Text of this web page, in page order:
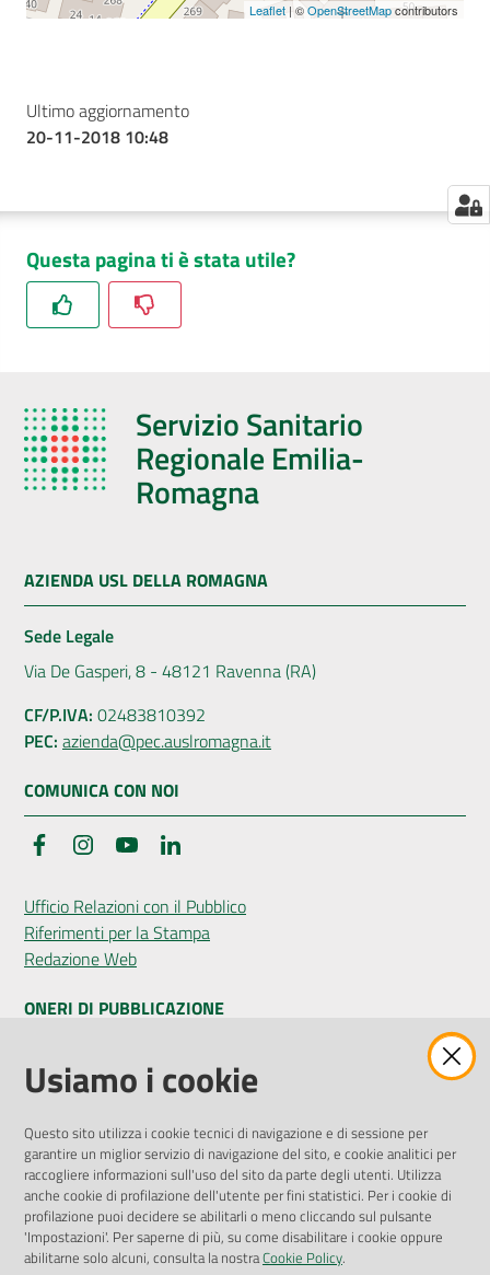
Leaflet | ©OpenStreetMapcontributors
Ultimo aggiornamento
20-11-2018 10:48
Questa pagina ti è stata utile?
Servizio Sanitario
Regionale Emilia-
Romagna
AZIENDA USL DELLA ROMAGNA
Sede Legale
Via De Gasperi, 8 - 48121 Ravenna (RA)
CF/P.IVA: 02483810392
PEC: azienda@pec.auslromagna.it
COMUNICA CON NOI
FacebookInstagramYouTube
Ufficio Relazioni con il Pubblico
Riferimenti per la Stampa
Redazione Web
ONERI DI PUBBLICAZIONE
Amministrazione Trasparente
Pubblicità legale
Privacy Policy
Attuazione Misure PNRR
Liste di Attesa
ENTI, IMPRESE E PARTNER
Usiamo i cookie
Questo sito utilizza i cookie tecnici di navigazione e di sessione per
garantire un miglior servizio di navigazione del sito, e cookie analitici per
raccogliere informazioni sull'uso del sito da parte degli utenti. Utilizza
anche cookie di profilazione dell'utente per fini statistici. Per i cookie di
profilazione puoi decidere se abilitarli o meno cliccando sul pulsante
'Impostazioni'. Per saperne di più, su come disabilitare i cookie oppure
abilitarne solo alcuni, consulta la nostraCookie Policy.